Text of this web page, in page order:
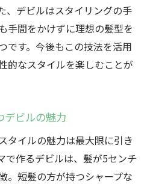
、デビルはスタイリングの手
手間をかけずに理想の髪型を
です。今後もこの技法を活用
的なスタイルを楽しむことが
デビルの魅力
タイルの魅力は最大限に引き
で作るデビルは、髪が5センチ
。短髪の方が持つシャープな